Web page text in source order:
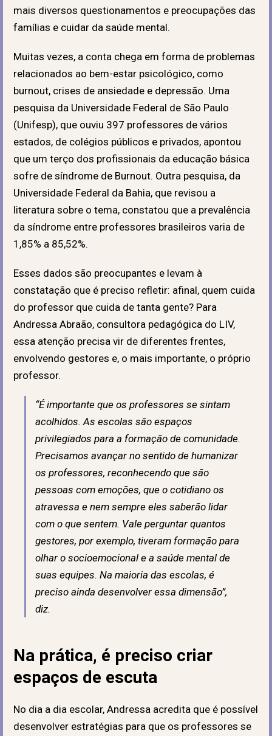
mais diversos questionamentos e preocupações das
famílias e cuidar da saúde mental.
Muitas vezes, a conta chega em forma de problemas
relacionados ao bem-estar psicológico, como
burnout, crises de ansiedade e depressão. Uma
pesquisa da Universidade Federal de São Paulo
(Unifesp), que ouviu 397 professores de vários
estados, de colégios públicos e privados, apontou
que um terço dos profissionais da educação básica
sofre de síndrome de Burnout. Outra pesquisa, da
Universidade Federal da Bahia, que revisou a
literatura sobre o tema, constatou que a prevalência
da síndrome entre professores brasileiros varia de
1,85% a 85,52%.
Esses dados são preocupantes e levam à
constatação que é preciso refletir: afinal, quem cuida
do professor que cuida de tanta gente? Para
Andressa Abraão, consultora pedagógica do LIV,
essa atenção precisa vir de diferentes frentes,
envolvendo gestores e, o mais importante, o próprio
professor.
“É importante que os professores se sintam
acolhidos. As escolas são espaços
privilegiados para a formação de comunidade.
Precisamos avançar no sentido de humanizar
os professores, reconhecendo que são
pessoas com emoções, que o cotidiano os
atravessa e nem sempre eles saberão lidar
com o que sentem. Vale perguntar quantos
gestores, por exemplo, tiveram formação para
olhar o socioemocional e a saúde mental de
suas equipes. Na maioria das escolas, é
preciso ainda desenvolver essa dimensão”,
diz.
Na prática, é preciso criar
espaços de escuta
No dia a dia escolar, Andressa acredita que é possível
desenvolver estratégias para que os professores se